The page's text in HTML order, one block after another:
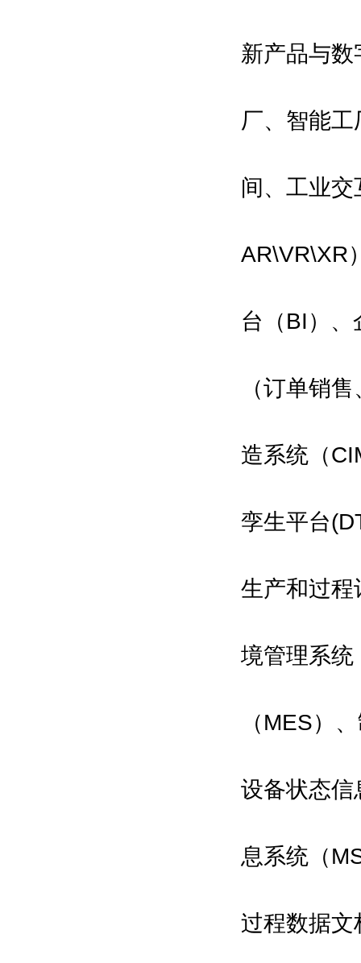
新产品与数
厂、智能
间、工业
AR\VR\XR
台（BI）、
（订单销
造系统（
孪生平台
生产和过程
境管理系统
（MES）
设备状态信
息系统（
过程数据文